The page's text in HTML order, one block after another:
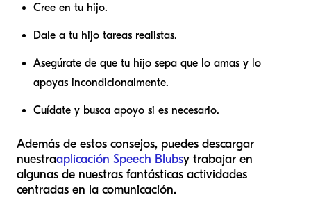
Cree en tu hijo.
Dale a tu hijo tareas realistas.
Asegúrate de que tu hijo sepa que lo amas y lo
apoyas incondicionalmente.
Cuídate y busca apoyo si es necesario.
Además de estos consejos, puedes descargar
nuestraaplicación Speech Blubsy trabajar en
algunas de nuestras fantásticas actividades
centradas en la comunicación.